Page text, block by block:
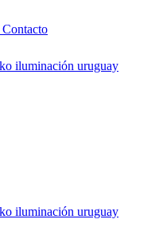
Contacto